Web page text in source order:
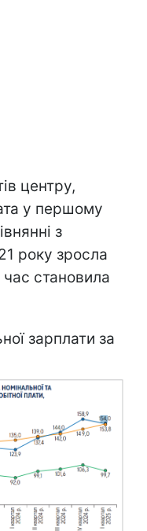
центру,
у першому
з
року зросла
час становила
зарплати за